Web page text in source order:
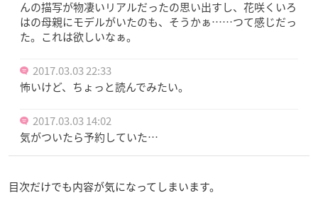
んの描写が物凄いリアルだったの思い出すし、花咲くいろ
はの母親にモデルがいたのも、そうかぁ……つて感じだっ
た。これは欲しいなぁ。
2017.03.03 22:33
怖いけど、ちょっと読んでみたい。
2017.03.03 14:02
気がついたら予約していた…
目次だけでも内容が気になってしまいます。